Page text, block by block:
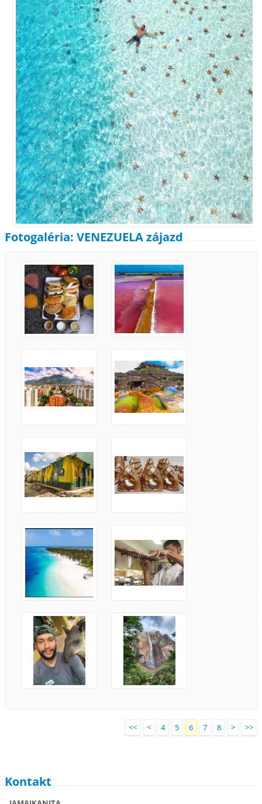
Fotogaléria: VENEZUELA zájazd
<< < 4 5 6 7 8 > >>
Kontakt